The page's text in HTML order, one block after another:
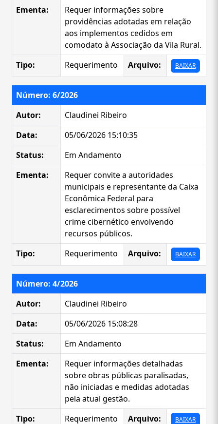
Ementa:
Requer informações sobre
providências adotadas em relação
aos implementos cedidos em
comodato à Associação da Vila Rural.
Tipo:
Requerimento Arquivo: BAIXAR
Número: 6/2026
Autor:
Claudinei Ribeiro
Data:
05/06/2026 15:10:35
Status:
Em Andamento
Ementa:
Requer convite a autoridades
municipais e representante da Caixa
Econômica Federal para
esclarecimentos sobre possível
crime cibernético envolvendo
recursos públicos.
Tipo:
Requerimento Arquivo: BAIXAR
Número: 4/2026
Autor:
Claudinei Ribeiro
Data:
05/06/2026 15:08:28
Status:
Em Andamento
Ementa:
Requer informações detalhadas
sobre obras públicas paralisadas,
não iniciadas e medidas adotadas
pela atual gestão.
Tipo:
Requerimento Arquivo: BAIXAR